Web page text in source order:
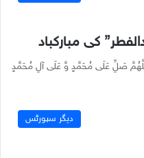
کی مبارکباد
صَلِِّ عَلَى مُحَمَّدٍ وَّ عَلَى آلِ مُحَمَّدٍ
دیگر سپورٹس